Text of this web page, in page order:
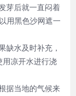
芽后就一直闷着
用黑色沙网遮一
缺水及时补充，
用凉开水进行浇
据当地的气候来